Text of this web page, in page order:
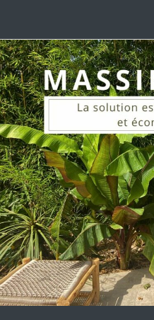
Massifs
secs